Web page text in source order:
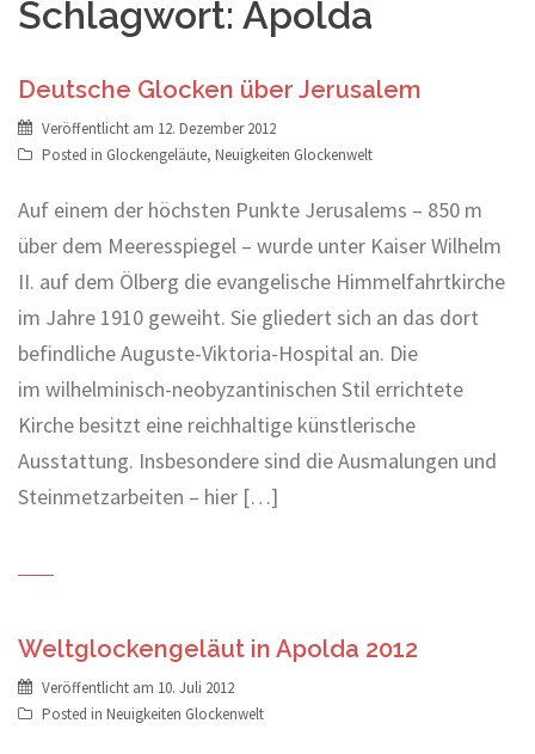
Schlagwort: Apolda
Deutsche Glocken über Jerusalem
Veröffentlicht am 12. Dezember 2012
Posted in Glockengeläute, Neuigkeiten Glockenwelt
Auf einem der höchsten Punkte Jerusalems – 850 m
über dem Meeresspiegel – wurde unter Kaiser Wilhelm
II. auf dem Ölberg die evangelische Himmelfahrtkirche
im Jahre 1910 geweiht. Sie gliedert sich an das dort
befindliche Auguste-Viktoria-Hospital an. Die
im wilhelminisch-neobyzantinischen Stil errichtete
Kirche besitzt eine reichhaltige künstlerische
Ausstattung. Insbesondere sind die Ausmalungen und
Steinmetzarbeiten – hier […]
Weltglockengeläut in Apolda 2012
Veröffentlicht am 10. Juli 2012
Posted in Neuigkeiten Glockenwelt